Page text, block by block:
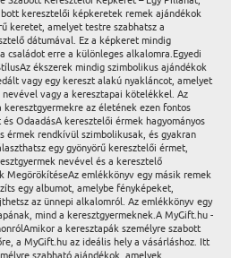
keresztelői képkeretek remek ajándékok
keretet, amelyet testre szabhatsz a
dátumával. Ez a képkeret mindig
családot erre a különleges alkalomra.Egyedi
ékszerek mindig szimbolikus ajándékok
vagy egy kereszt alakú nyakláncot, amelyet
vagy a keresztapai kötelékkel. Az
az életének ezen fontos
OdaadásA keresztelői érmek hagyományos
érmek rendkívül szimbolikusak, és gyakran
egy gyönyörű keresztelői érmet,
nevével és a keresztelő
MegörökítéseAz emlékkönyv egy másik remek
egy albumot, amelybe fényképeket,
az ünnepi alkalomról. Az emlékkönyv egy
mind a keresztgyermeknek.A MyGift.hu -
a keresztapák személyre szabott
a MyGift.hu az ideális hely a vásárláshoz. Itt
szabható ajándékok, amelyek